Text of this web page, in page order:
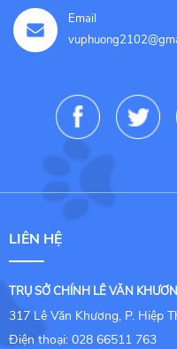
Email
LIÊN HỆ
TRỤ SỞ CHÍNH LÊ VĂN
317 Lê Văn Khương, P. Hiệp
Điện thoại: 028 66511 763